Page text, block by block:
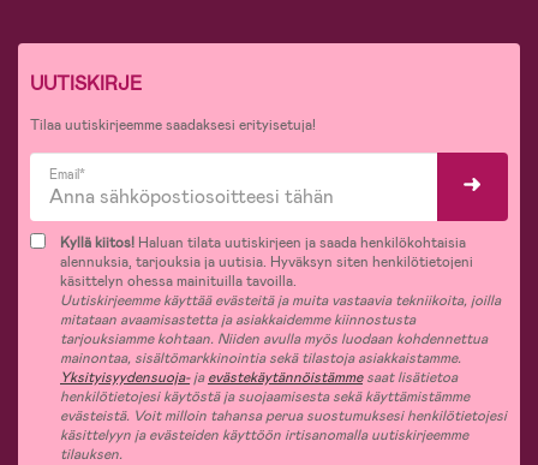
UUTISKIRJE
Tilaa uutiskirjeemme saadaksesi erityisetuja!
Email*
Kyllä kiitos! Haluan tilata uutiskirjeen ja saada henkilökohtaisia
alennuksia, tarjouksia ja uutisia. Hyväksyn siten henkilötietojeni
käsittelyn ohessa mainituilla tavoilla.
Uutiskirjeemme käyttää evästeitä ja muita vastaavia tekniikoita, joilla
mitataan avaamisastetta ja asiakkaidemme kiinnostusta
tarjouksiamme kohtaan. Niiden avulla myös luodaan kohdennettua
mainontaa, sisältömarkkinointia sekä tilastoja asiakkaistamme.
Yksityisyydensuoja-jaevästekäytännöistämmesaat lisätietoa
henkilötietojesi käytöstä ja suojaamisesta sekä käyttämistämme
evästeistä. Voit milloin tahansa perua suostumuksesi henkilötietojesi
käsittelyyn ja evästeiden käyttöön irtisanomalla uutiskirjeemme
tilauksen.